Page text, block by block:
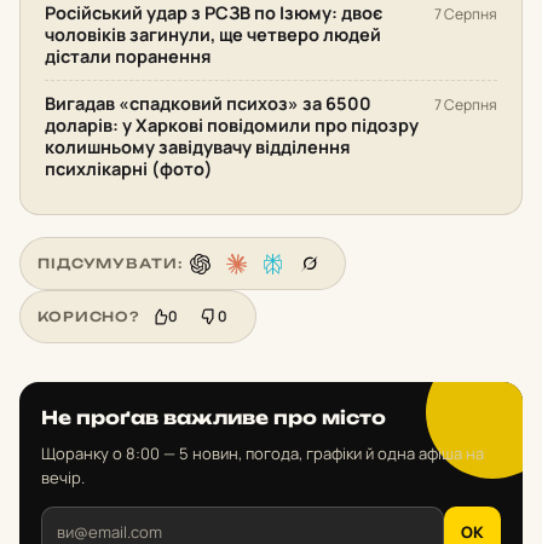
Російський удар з РСЗВ по Ізюму: двоє
чоловіків загинули, ще четверо людей
дістали поранення
7 Серпня
Вигадав «спадковий психоз» за 6500
доларів: у Харкові повідомили про підозру
колишньому завідувачу відділення
психлікарні (фото)
7 Серпня
ПІДСУМУВАТИ:
КОРИСНО? 0 0
Не проґав важливе про місто
Щоранку о 8:00 — 5 новин, погода, графіки й одна афіша на
вечір.
OK